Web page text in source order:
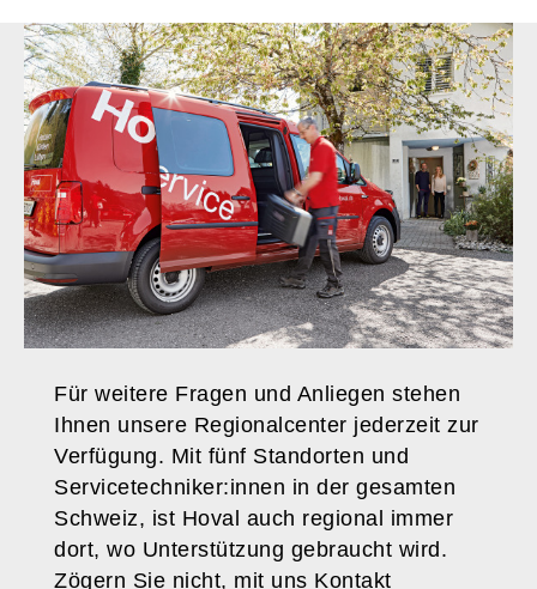
Für weitere Fragen und Anliegen stehen
Ihnen unsere Regionalcenter jederzeit zur
Verfügung. Mit fünf Standorten und
Servicetechniker:innen in der gesamten
Schweiz, ist Hoval auch regional immer
dort, wo Unterstützung gebraucht wird.
Zögern Sie nicht, mit uns Kontakt